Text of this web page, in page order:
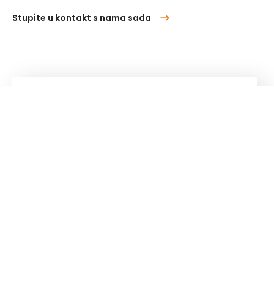
Stupite u kontakt s nama sada